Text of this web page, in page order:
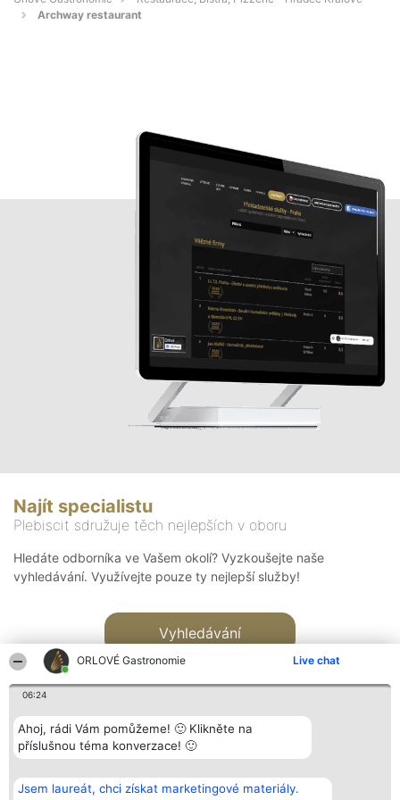
ORLOVÉ Gastronomie Live chat
06:24
Ahoj, rádi Vám pomůžeme! 🙂 Klikněte na
příslušnou téma konverzace! 🙂
Jsem laureát, chci získat marketingové materiály.
Archway restaurant
Najít specialistu
Plebiscit sdružuje těch nejlepších v oboru
Hledáte odborníka ve Vašem okolí? Vyzkoušejte naše
vyhledávání. Využívejte pouze ty nejlepší služby!
Vyhledávání
Bright Side Solutions sp. z o.
o. sp. k.
Vítězové
Seznam všech
Kontakt